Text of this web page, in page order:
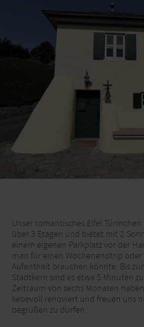
Unser romantisches Eifel
über 3 Etagen und bietet mit 2
einem eigenen Parkplatz vor der
man für einen Wochenendtrip
Aufenthalt brauchen könnte. Bis
Stadtkern sind es etwa 5 Minuten
Zeitraum von sechs Monaten
liebevoll renoviert und freuen uns
begrüßen zu dürfen.